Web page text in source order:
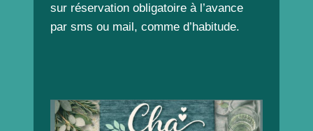
sur réservation obligatoire à l’avance
par sms ou mail, comme d’habitude.